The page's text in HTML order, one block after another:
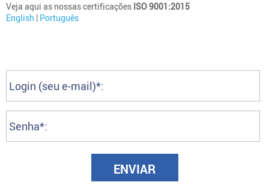
Veja aqui as nossas certificações ISO 9001:2015
English | Português
ENVIAR